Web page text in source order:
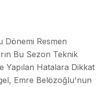
Dönemi Resmen
Bu Sezon Teknik
Yapılan Hatalara Dikkat
Emre Belözoğlu'nun